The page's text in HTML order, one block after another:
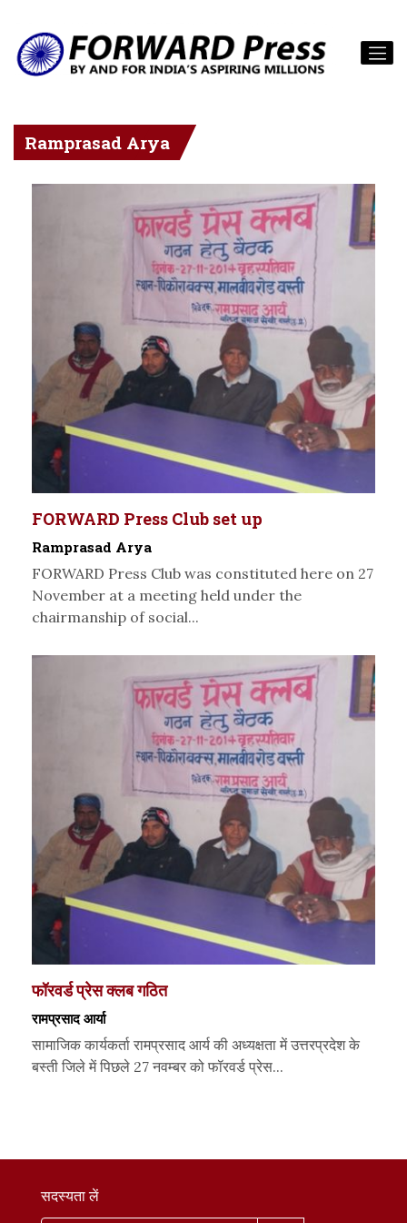
Ramprasad Arya
FORWARD Press Club set up
Ramprasad Arya
FORWARD Press Club was constituted here on 27
November at a meeting held under the
chairmanship of social...
फॉरवर्ड प्रेस क्लब गठित
रामप्रसाद आर्या
सामाजिक कार्यकर्ता रामप्रसाद आर्य की अध्यक्षता में उत्तरप्रदेश के
बस्ती जिले में पिछले 27 नवम्बर को फॉरवर्ड प्रेस...
सदस्यता लें